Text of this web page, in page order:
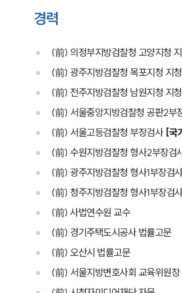
경력
(前) 의정부지방검찰청 고양지청
(前) 광주지방검찰청 목포지청 지
(前) 전주지방검찰청 남원지청 지
(前) 서울중앙지방검찰청 공판2부
(前) 서울고등검찰청 부장검사 [국
(前) 수원지방검찰청 형사2부장검
(前) 광주지방검찰청 형사1부장검
(前) 청주지방검찰청 형사1부장검
(前) 사법연수원 교수
(前) 경기주택도시공사 법률고문
(前) 오산시 법률고문
(前) 서울지방변호사회 교육위원장